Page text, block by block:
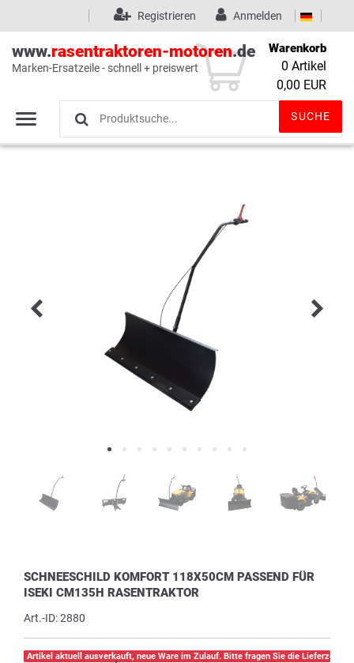
Wunschliste (0)
Anmelden
Registrieren
www.rasentraktoren-motoren.de
Marken-Ersatzeile - schnell + preiswert
SUCHE
Warenkorb
0 Artikel
0,00 EUR
SCHNEESCHILD KOMFORT 118X50CM PASSEND FÜR
ISEKI CM135H RASENTRAKTOR
Art.-ID:2880
Artikel aktuell ausverkauft, neue Ware im Zulauf. Bitte fragen Sie die Lieferzeit